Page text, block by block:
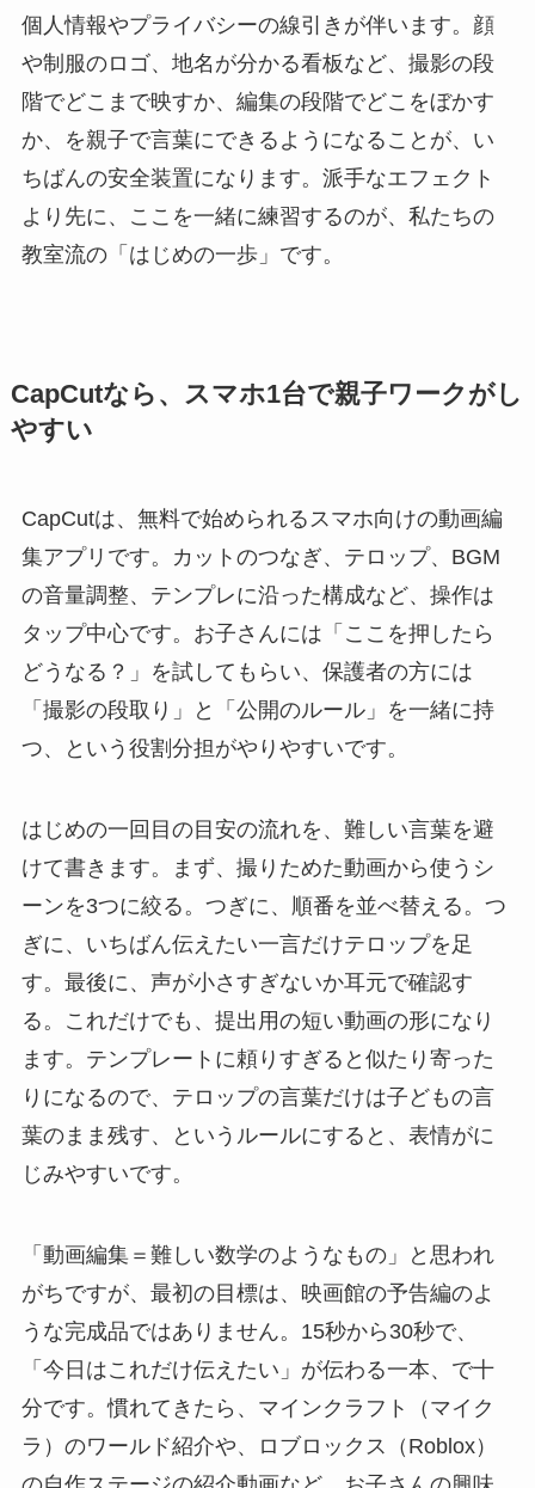
個人情報やプライバシーの線引きが伴います。顔
や制服のロゴ、地名が分かる看板など、撮影の段
階でどこまで映すか、編集の段階でどこをぼかす
か、を親子で言葉にできるようになることが、い
ちばんの安全装置になります。派手なエフェクト
より先に、ここを一緒に練習するのが、私たちの
教室流の「はじめの一歩」です。
CapCutなら、スマホ1台で親子ワークがし
やすい
CapCutは、無料で始められるスマホ向けの動画編
集アプリです。カットのつなぎ、テロップ、BGM
の音量調整、テンプレに沿った構成など、操作は
タップ中心です。お子さんには「ここを押したら
どうなる？」を試してもらい、保護者の方には
「撮影の段取り」と「公開のルール」を一緒に持
つ、という役割分担がやりやすいです。
はじめの一回目の目安の流れを、難しい言葉を避
けて書きます。まず、撮りためた動画から使うシ
ーンを3つに絞る。つぎに、順番を並べ替える。つ
ぎに、いちばん伝えたい一言だけテロップを足
す。最後に、声が小さすぎないか耳元で確認す
る。これだけでも、提出用の短い動画の形になり
ます。テンプレートに頼りすぎると似たり寄った
りになるので、テロップの言葉だけは子どもの言
葉のまま残す、というルールにすると、表情がに
じみやすいです。
「動画編集＝難しい数学のようなもの」と思われ
がちですが、最初の目標は、映画館の予告編のよ
うな完成品ではありません。15秒から30秒で、
「今日はこれだけ伝えたい」が伝わる一本、で十
分です。慣れてきたら、マインクラフト（マイク
ラ）のワールド紹介や、ロブロックス（Roblox）